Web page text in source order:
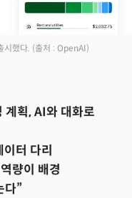
시했다. (출처 : OpenAI)
획, AI와 대화로
터 다리
량이 배경
다”